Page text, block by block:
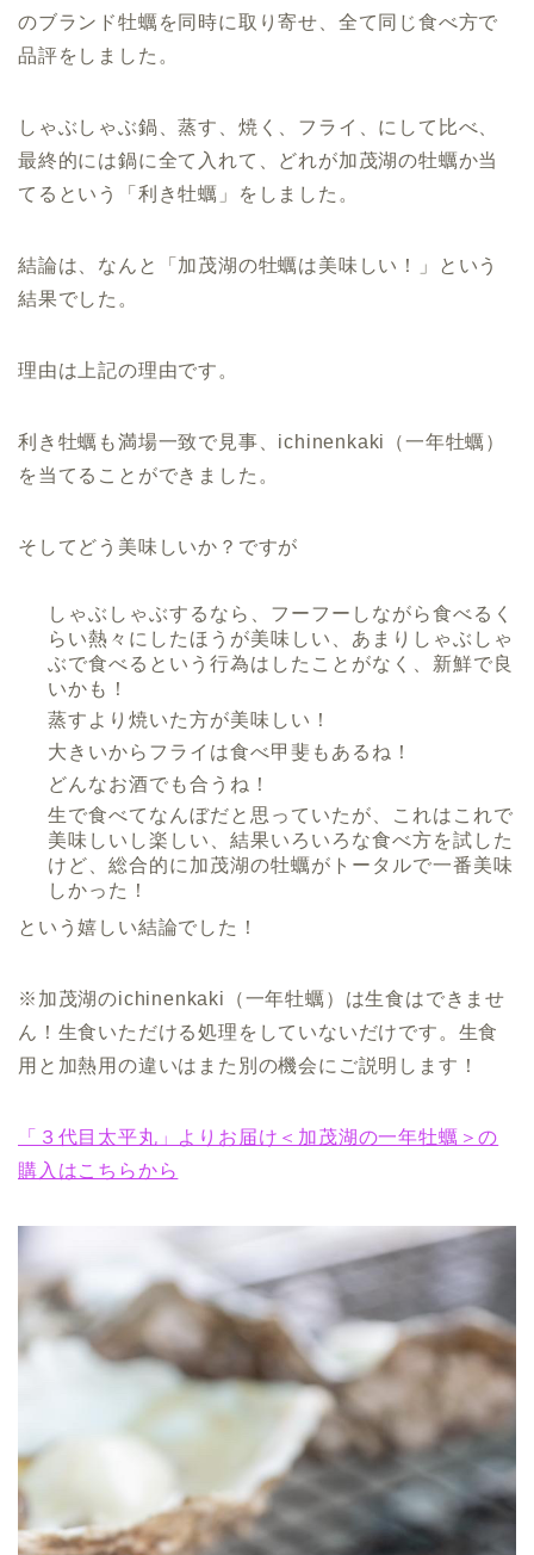
のブランド牡蠣を同時に取り寄せ、全て同じ食べ方で
品評をしました。
しゃぶしゃぶ鍋、蒸す、焼く、フライ、にして比べ、
最終的には鍋に全て入れて、どれが加茂湖の牡蠣か当
てるという「利き牡蠣」をしました。
結論は、なんと「加茂湖の牡蠣は美味しい！」という
結果でした。
理由は上記の理由です。
利き牡蠣も満場一致で見事、ichinenkaki（一年牡蠣）
を当てることができました。
そしてどう美味しいか？ですが
しゃぶしゃぶするなら、フーフーしながら食べるく
らい熱々にしたほうが美味しい、あまりしゃぶしゃ
ぶで食べるという行為はしたことがなく、新鮮で良
いかも！
蒸すより焼いた方が美味しい！
大きいからフライは食べ甲斐もあるね！
どんなお酒でも合うね！
生で食べてなんぼだと思っていたが、これはこれで
美味しいし楽しい、結果いろいろな食べ方を試した
けど、総合的に加茂湖の牡蠣がトータルで一番美味
しかった！
という嬉しい結論でした！
※加茂湖のichinenkaki（一年牡蠣）は生食はできませ
ん！生食いただける処理をしていないだけです。生食
用と加熱用の違いはまた別の機会にご説明します！
「３代目太平丸」よりお届け＜加茂湖の一年牡蠣＞の
購入はこちらから